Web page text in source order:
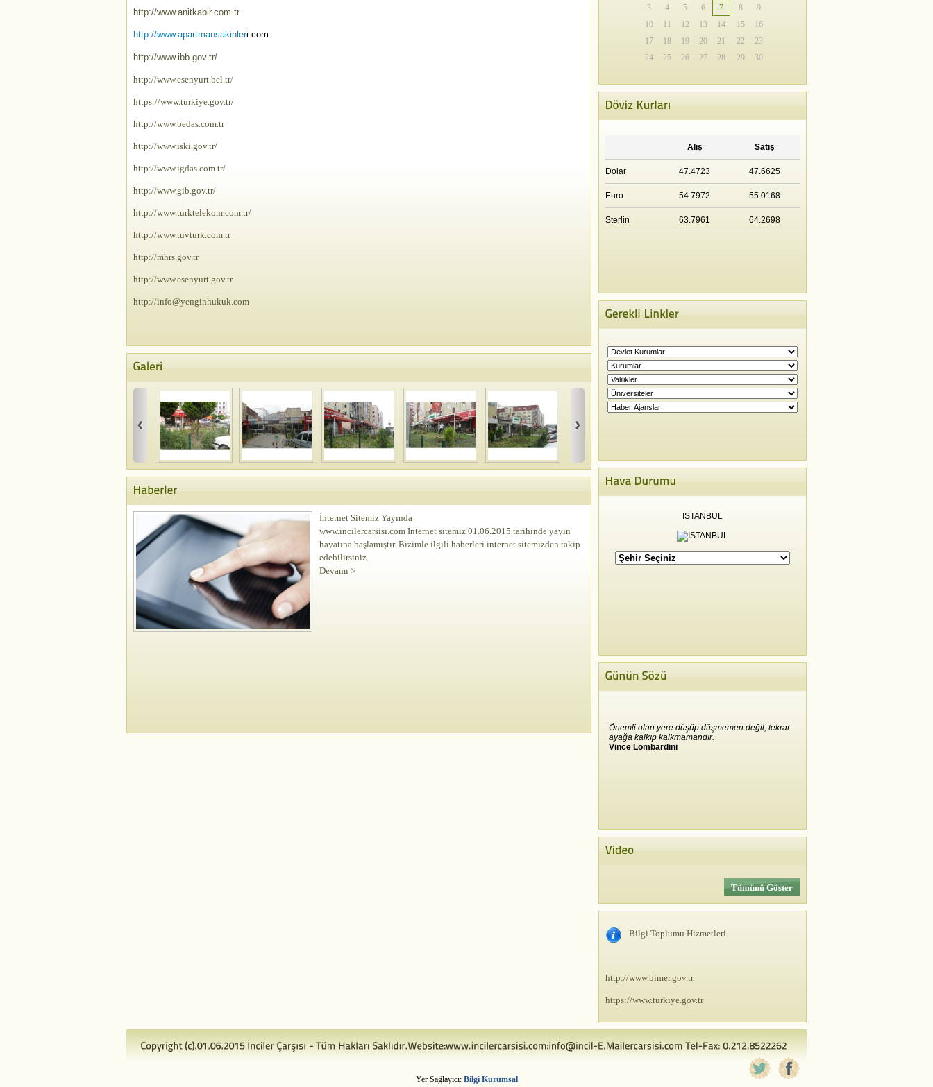
http://www.anitkabir.com.tr
http://www.apartmansakinleri.com
http://www.ibb.gov.tr/
http://www.esenyurt.bel.tr/
https://www.turkiye.gov.tr/
http://www.bedas.com.tr
http://www.iski.gov.tr/
http://www.igdas.com.tr/
http://www.gib.gov.tr/
http://www.turktelekom.com.tr/
http://www.tuvturk.com.tr
http://mhrs.gov.tr
http://www.esenyurt.gov.tr
http://info@yenginhukuk.com
İnternet Sitemiz Yayında
www.incilercarsisi.com İnternet sitemiz 01.06.2015 tarihinde yayın
hayatına başlamıştır. Bizimle ilgili haberleri internet sitemizden takip
edebilirsiniz.
Devamı >
Tümünü Göster
Bilgi Toplumu Hizmetleri
http://www.bimer.gov.tr
https://www.turkiye.gov.tr
Yer Sağlayıcı: Bilgi Kurumsal